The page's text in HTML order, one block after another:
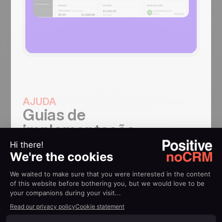
AJUDA
Guias de
implementação
QuickBooks
Saiba mais